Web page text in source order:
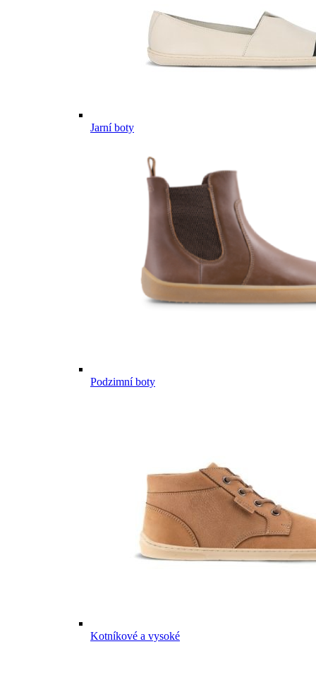
Jarní boty
Podzimní boty
Kotníkové a vysoké